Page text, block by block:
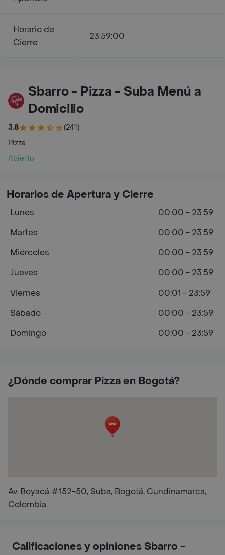
Horario de
Cierre
23:59:00
Sbarro - Pizza - Suba Menú a
Domicilio
3.8
(241)
Pizza
Abierto
¿Dónde comprar Pizza en Bogotá?
Av. Boyacá #152-50, Suba, Bogotá, Cundinamarca,
Colombia
Horarios de Apertura y Cierre
Lunes
00:00 - 23:59
Martes
00:00 - 23:59
Miércoles
00:00 - 23:59
Jueves
00:00 - 23:59
Viernes
00:01 - 23:59
Sábado
00:00 - 23:59
Domingo
00:00 - 23:59
Calificaciones y opiniones Sbarro -